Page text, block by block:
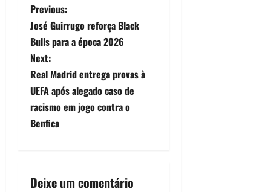
Previous:
José Guirrugo reforça Black
Bulls para a época 2026
Next:
Real Madrid entrega provas à
UEFA após alegado caso de
racismo em jogo contra o
Benfica
Deixe um comentário